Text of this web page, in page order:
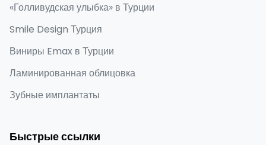
«Голливудская улыбка» в Турции
Smile Design Турция
Виниры Emax в Турции
Ламинированная облицовка
Зубные имплантаты
Быстрые ссылки